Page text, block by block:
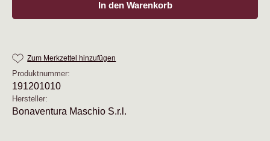
In den Warenkorb
Zum Merkzettel hinzufügen
Produktnummer:
191201010
Hersteller:
Bonaventura Maschio S.r.l.